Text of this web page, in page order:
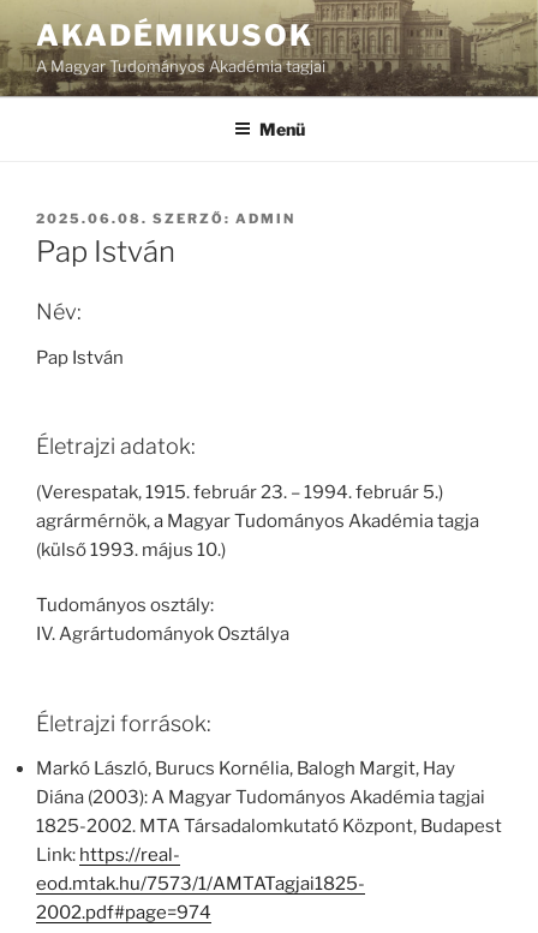
AKADÉMIKUSOK
A Magyar Tudományos Akadémia tagjai
Menü
BEKÜLDVE:
2025.06.08. SZERZŐ: ADMIN
Pap István
Név:
Pap István
Életrajzi adatok:
(Verespatak, 1915. február 23. – 1994. február 5.)
agrármérnök, a Magyar Tudományos Akadémia tagja
(külső 1993. május 10.)
Tudományos osztály:
IV. Agrártudományok Osztálya
Életrajzi források:
Markó László, Burucs Kornélia, Balogh Margit, Hay
Diána (2003): A Magyar Tudományos Akadémia tagjai
1825-2002. MTA Társadalomkutató Központ, Budapest
Link: https://real-
eod.mtak.hu/7573/1/AMTATagjai1825-
2002.pdf#page=974